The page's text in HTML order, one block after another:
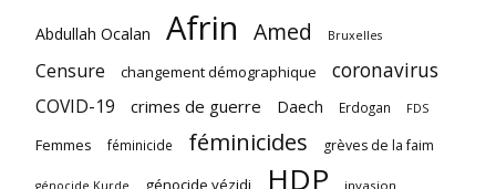
Abdullah Ocalan Afrin Amed Bruxelles
Censure changement démographique coronavirus
COVID-19 crimes de guerre Daech Erdogan FDS
Femmes féminicide féminicides grèves de la faim
génocide Kurde génocide yézidi HDP invasion